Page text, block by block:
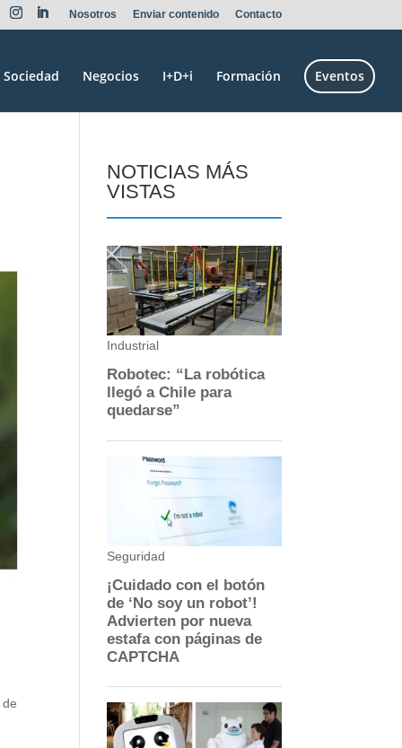
Nosotros Enviar contenido Contacto
Sociedad Negocios I+D+i Formación Eventos
NOTICIAS MÁS
VISTAS